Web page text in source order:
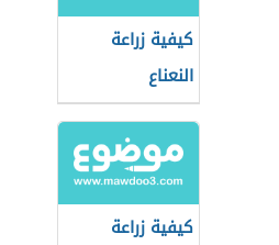
كيفية زراعة
النعناع
كيفية زراعة